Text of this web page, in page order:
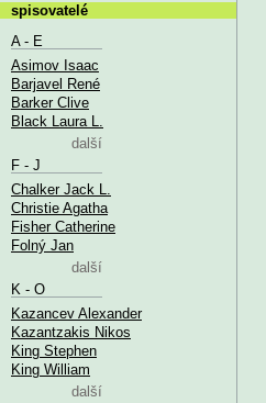
spisovatelé
A - E
Asimov Isaac
Barjavel René
Barker Clive
Black Laura L.
další
F - J
Chalker Jack L.
Christie Agatha
Fisher Catherine
Folný Jan
další
K - O
Kazancev Alexander
Kazantzakis Nikos
King Stephen
King William
další